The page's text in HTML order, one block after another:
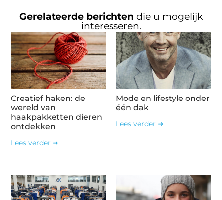
Gerelateerde berichten die u mogelijk
interesseren.
Creatief haken: de
wereld van
haakpakketten dieren
ontdekken
Lees verder ➜
Mode en lifestyle onder
één dak
Lees verder ➜